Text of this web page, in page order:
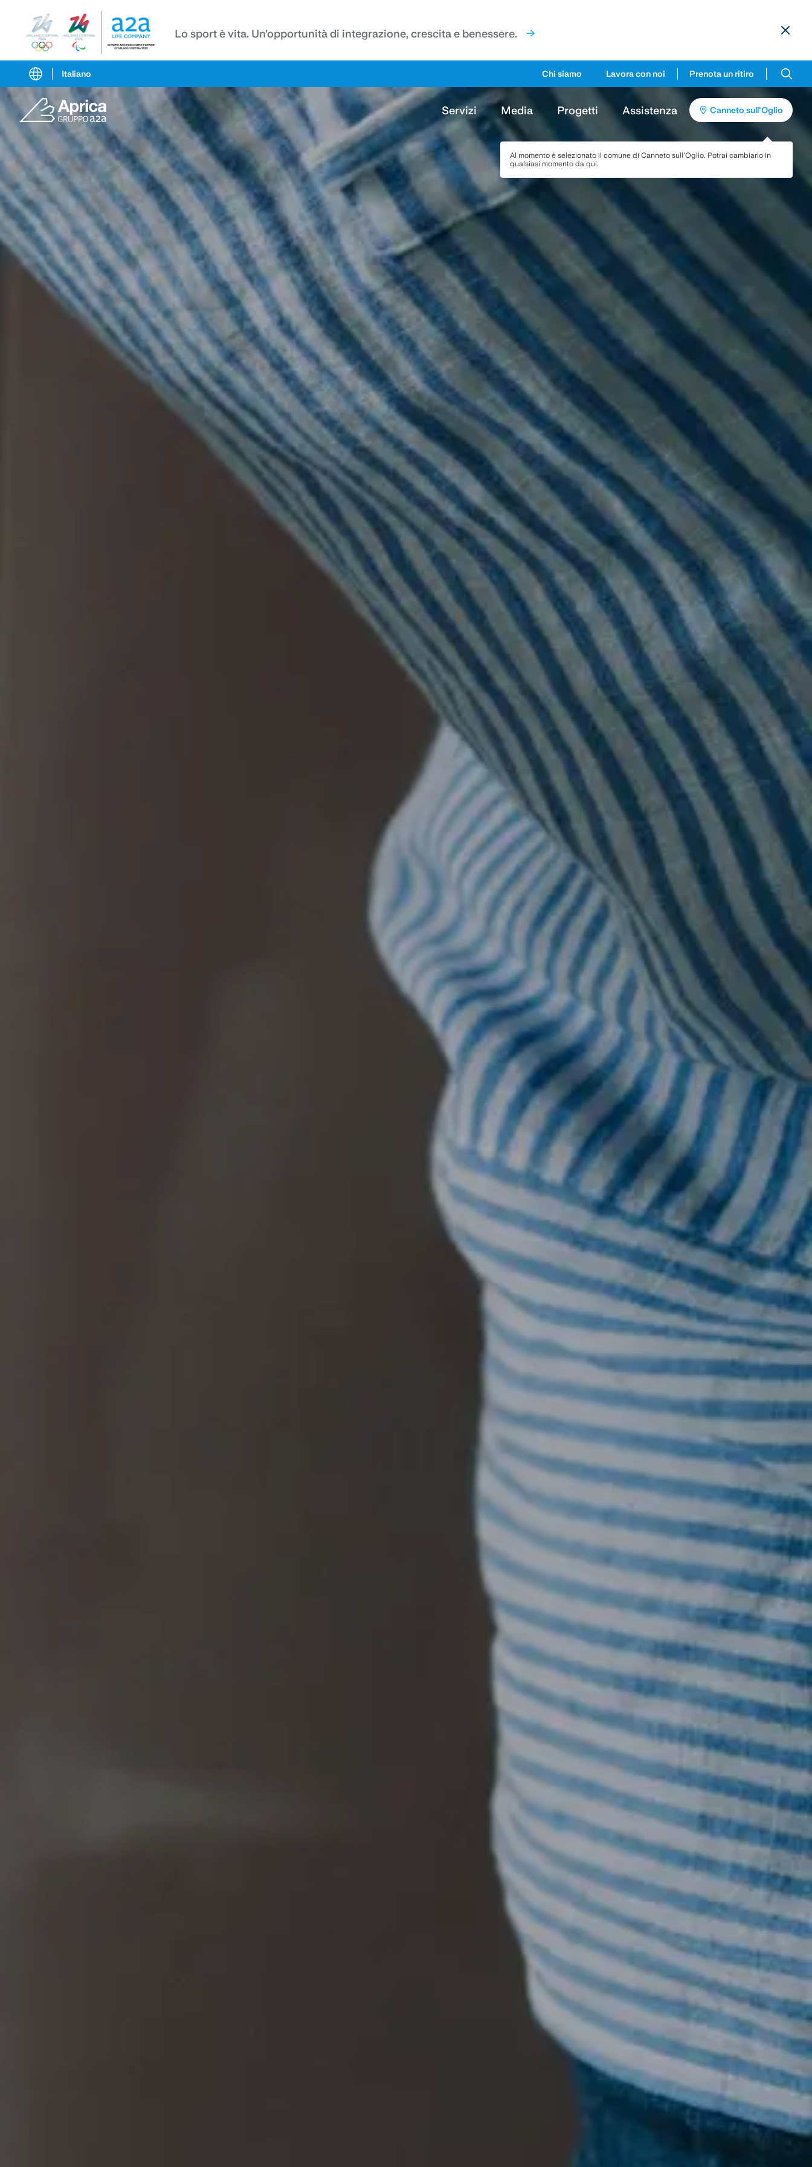
Vai
al
contenuto
Vai
al
pié
pagina
Lo sport è vita. Un'opportunità di integrazione, crescita e benessere.
Italiano Chi siamo Lavora con noi Prenota un ritiro
Servizi Media Progetti Assistenza Canneto sull'Oglio
Al momento è selezionato il comune di Canneto sull'Oglio. Potrai cambiarlo in
qualsiasi momento da qui.
Torna
in
cima
alla
pagina